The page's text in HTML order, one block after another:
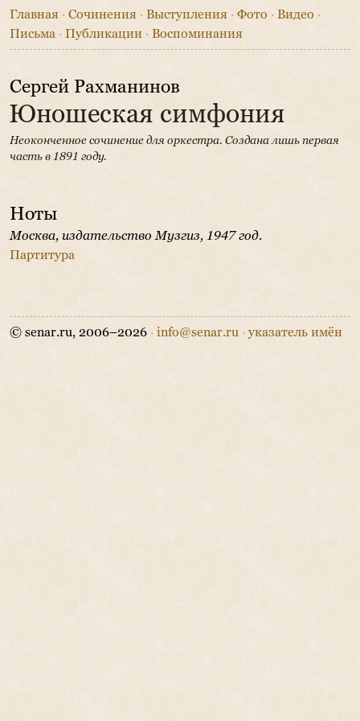
Главная · Сочинения · Выступления · Фото · Видео ·
Письма · Публикации · Воспоминания
Сергей Рахманинов
Юношеская симфония
Неоконченное сочинение для оркестра. Создана лишь первая
часть в 1891 году.
Ноты
Москва, издательство Музгиз, 1947 год.
Партитура
© senar.ru, 2006–2026 · info@senar.ru · указатель имён